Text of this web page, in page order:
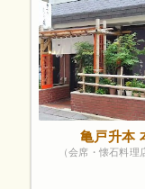
亀戸升本
（会席・懐石料理